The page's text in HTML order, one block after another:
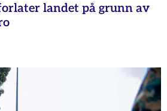
landet på grunn av